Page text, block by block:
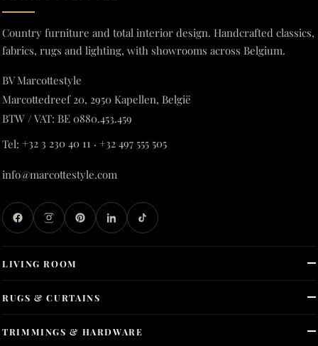
Country furniture and total interior design. Handcrafted classics,
fabrics, rugs and lighting, with showrooms across Belgium.
BV Marcottestyle
Marcottedreef 20, 2950 Kapellen, België
BTW / VAT: BE 0880.453.459
Tel: +32 3 230 40 11 · +32 497 555 505
info@marcottestyle.com
LIVING ROOM
RUGS & CURTAINS
TRIMMINGS & HARDWARE